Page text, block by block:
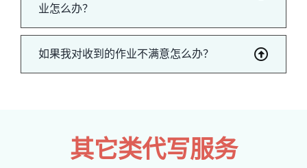
业怎么办？
如果我对收到的作业不满意怎么办？
其它类代写服务